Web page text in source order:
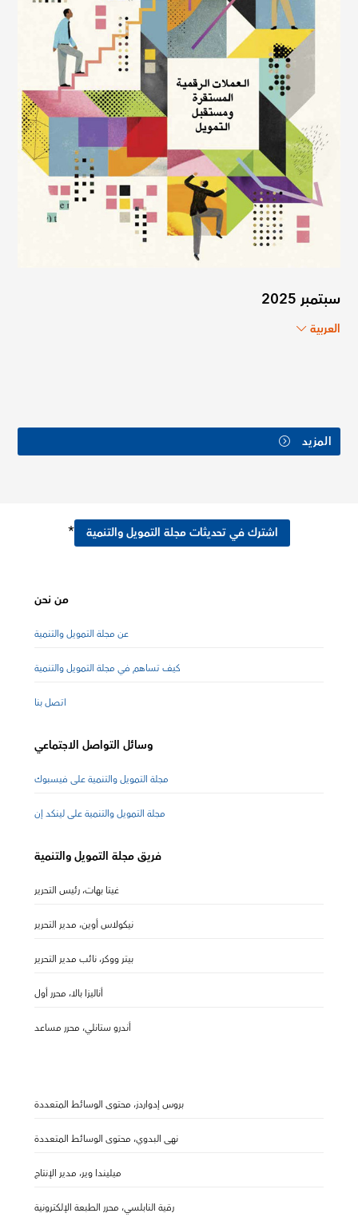
سبتمبر 2025
العربية
المزيد
اشترك في تحديثات مجلة التمويل والتنمية *
من نحن
عن مجلة التمويل والتنمية
كيف تساهم في مجلة التمويل والتنمية
اتصل بنا
وسائل التواصل الاجتماعي
مجلة التمويل والتنمية على فيسبوك
مجلة التمويل والتنمية على لينكد إن
فريق مجلة التمويل والتنمية
غيتا بهات، رئيس التحرير
نيكولاس أوين، مدير التحرير
بيتر ووكر، نائب مدير التحرير
أناليزا بالا، محرر أول
أندرو ستانلي، محرر مساعد
بروس إدواردز، محتوى الوسائط المتعددة
نهى البدوي، محتوى الوسائط المتعددة
ميليندا وير، مدير الإنتاج
رقية النابلسي، محرر الطبعة الإلكترونية